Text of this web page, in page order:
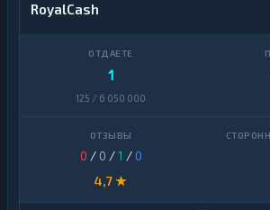
RoyalCash
1
125 / 6 050 000
0 / 0 /1 /0
4,7 ★